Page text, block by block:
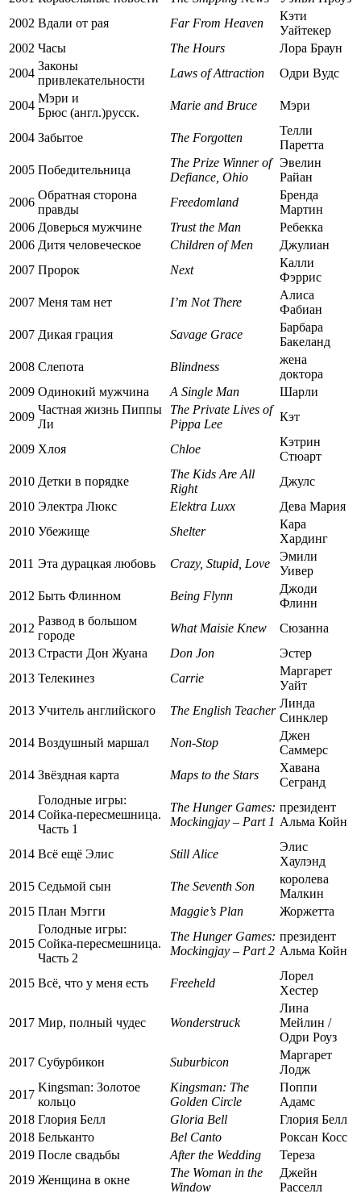
2002 Вдали от рая Far From Heaven
Кэти
Уайтекер
2002 Часы The Hours
Лора Браун
2004
Законы
привлекательности
Laws of Attraction Одри Вудс
2004
Мэри и
Брюс (англ.)русск.
Marie and Bruce Мэри
2004 Забытое The Forgotten
Телли
Паретта
2005 Победительница
The Prize Winner of
Defiance, Ohio
Эвелин
Райан
2006
Обратная сторона
правды
Freedomland
Бренда
Мартин
2006 Доверься мужчине Trust the Man
Ребекка
2006 Дитя человеческое Children of Men
Джулиан
2007 Пророк Next
Калли
Фэррис
2007 Меня там нет I’m Not There
Алиса
Фабиан
2007 Дикая грация Savage Grace
Барбара
Бакеланд
2008 Слепота Blindness
жена
доктора
2009 Одинокий мужчина A Single Man
Шарли
2009
Частная жизнь Пиппы
Ли
The Private Lives of
Pippa Lee
Кэт
2009 Хлоя Chloe
Кэтрин
Стюарт
2010 Детки в порядке
The Kids Are All
Right
Джулс
2010 Электра Люкс Elektra Luxx
Дева Мария
2010 Убежище Shelter
Кара
Хардинг
2011 Эта дурацкая любовь Crazy, Stupid, Love
Эмили
Уивер
2012 Быть Флинном Being Flynn
Джоди
Флинн
2012
Развод в большом
городе
What Maisie Knew
Сюзанна
2013 Страсти Дон Жуана Don Jon
Эстер
2013 Телекинез Carrie
Маргарет
Уайт
2013 Учитель английского The English Teacher
Линда
Синклер
2014 Воздушный маршал Non-Stop
Джен
Саммерс
2014 Звёздная карта Maps to the Stars
Хавана
Сегранд
2014
Голодные игры:
Сойка-пересмешница.
Часть 1
The Hunger Games:
Mockingjay – Part 1
президент
Альма Койн
2014 Всё ещё Элис Still Alice
Элис
Хаулэнд
2015 Седьмой сын The Seventh Son
королева
Малкин
2015 План Мэгги Maggie’s Plan Жоржетта
2015
Голодные игры:
Сойка-пересмешница.
Часть 2
The Hunger Games:
Mockingjay – Part 2
президент
Альма Койн
2015 Всё, что у меня есть Freeheld
Лорел
Хестер
2017 Мир, полный чудес Wonderstruck
Лина
Мейлин /
Одри Роуз
2017 Субурбикон Suburbicon
Маргарет
Лодж
2017
Kingsman: Золотое
кольцо
Kingsman: The
Golden Circle
Поппи
Адамс
2018 Глория Белл Gloria Bell
Глория Белл
2018 Бельканто Bel Canto
Роксан Косс
2019 После свадьбы After the Wedding
Тереза
2019 Женщина в окне
The Woman in the
Window
Джейн
Расселл